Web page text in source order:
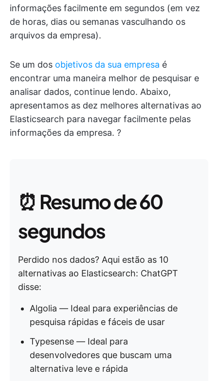
informações facilmente em segundos (em vez
de horas, dias ou semanas vasculhando os
arquivos da empresa).
Se um dos objetivos da sua empresa é
encontrar uma maneira melhor de pesquisar e
analisar dados, continue lendo. Abaixo,
apresentamos as dez melhores alternativas ao
Elasticsearch para navegar facilmente pelas
informações da empresa. ?
⏰ Resumo de 60
segundos
Perdido nos dados? Aqui estão as 10
alternativas ao Elasticsearch: ChatGPT
disse:
Algolia — Ideal para experiências de
pesquisa rápidas e fáceis de usar
Typesense — Ideal para
desenvolvedores que buscam uma
alternativa leve e rápida